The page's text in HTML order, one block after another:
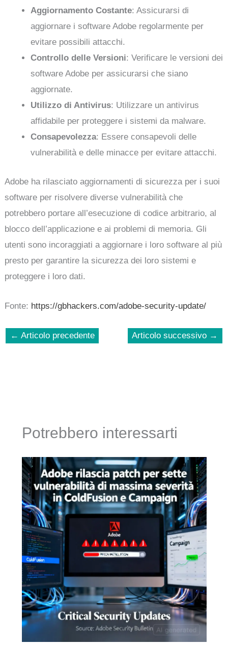
Aggiornamento Costante: Assicurarsi di
aggiornare i software Adobe regolarmente per
evitare possibili attacchi.
Controllo delle Versioni: Verificare le versioni dei
software Adobe per assicurarsi che siano
aggiornate.
Utilizzo di Antivirus: Utilizzare un antivirus
affidabile per proteggere i sistemi da malware.
Consapevolezza: Essere consapevoli delle
vulnerabilità e delle minacce per evitare attacchi.
Adobe ha rilasciato aggiornamenti di sicurezza per i suoi
software per risolvere diverse vulnerabilità che
potrebbero portare all’esecuzione di codice arbitrario, al
blocco dell’applicazione e ai problemi di memoria. Gli
utenti sono incoraggiati a aggiornare i loro software al più
presto per garantire la sicurezza dei loro sistemi e
proteggere i loro dati.
Fonte: https://gbhackers.com/adobe-security-update/
← Articolo precedente Articolo successivo →
Potrebbero interessarti